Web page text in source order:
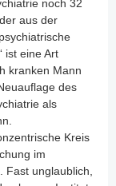
noch 32
aus der
ist eine Art
kranken Mann
des
als
Kreis
im
Fast unglaublich,